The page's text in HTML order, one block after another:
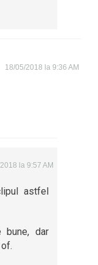
18/05/2018 la 9:36 AM
la 9:57 AM
astfel
bune, dar